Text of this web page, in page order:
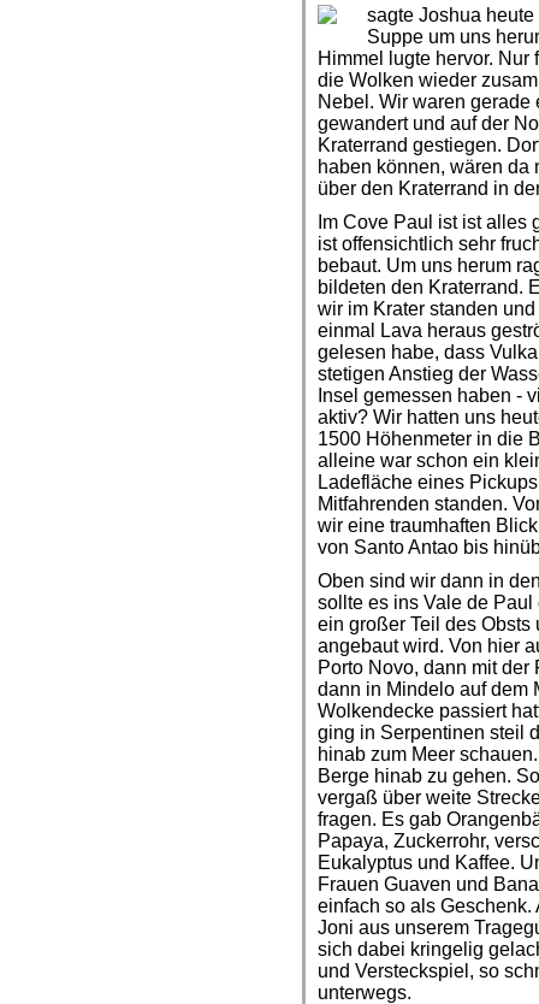
sagte Joshua
Suppe um uns
Himmel lugte hervor.
die Wolken wieder
Nebel. Wir waren
gewandert und auf der
Kraterrand gestiegen.
haben können, wären
über den Kraterrand in
Im Cove Paul ist ist alles
ist offensichtlich sehr
bebaut. Um uns herum
bildeten den Kraterrand.
wir im Krater standen
einmal Lava heraus
gelesen habe, dass
stetigen Anstieg der
Insel gemessen haben -
aktiv? Wir hatten uns
1500 Höhenmeter in die
alleine war schon ein
Ladefläche eines
Mitfahrenden standen.
wir eine traumhaften
von Santo Antao bis
Oben sind wir dann in
sollte es ins Vale de
ein großer Teil des Obsts
angebaut wird. Von hier
Porto Novo, dann mit
dann in Mindelo auf dem
Wolkendecke passiert
ging in Serpentinen steil
hinab zum Meer
Berge hinab zu gehen.
vergaß über weite
fragen. Es gab
Papaya, Zuckerrohr,
Eukalyptus und Kaffee.
Frauen Guaven und
einfach so als Geschenk.
Joni aus unserem
sich dabei kringelig
und Versteckspiel, so
unterwegs.